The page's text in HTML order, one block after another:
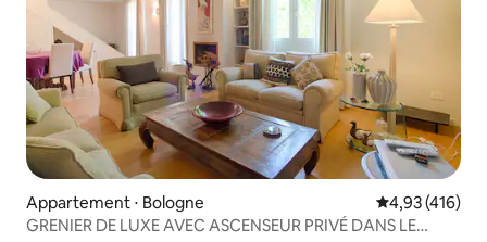
Appartement ⋅ Bologne Évaluation
4,93 (416)
GRENIER DE LUXE AVEC ASCENSEUR PRIVÉ DANS LE